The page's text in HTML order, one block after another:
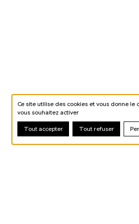
Ce site utilise des cookies et vous donne le
vous souhaitez activer
Tout accepter Tout refuser